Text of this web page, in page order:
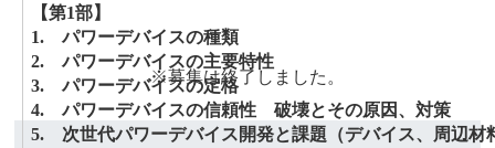
【第1部】
1.パワーデバイスの種類
2.パワーデバイスの主要特性
3.パワーデバイスの定格
4.パワーデバイスの信頼性 破壊とその原因、対策
5. 次世代パワーデバイス開発と課題（デバイス、周辺材
※募集は終了しました。